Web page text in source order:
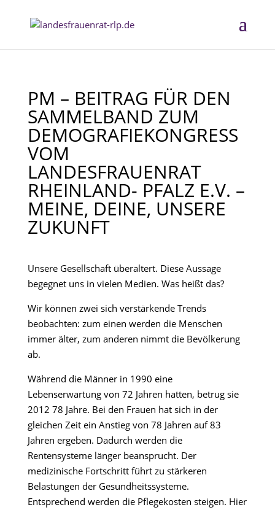
PM – BEITRAG FÜR DEN
SAMMELBAND ZUM
DEMOGRAFIEKONGRESS
VOM
LANDESFRAUENRAT
RHEINLAND- PFALZ E.V. –
MEINE, DEINE, UNSERE
ZUKUNFT
Unsere Gesellschaft überaltert. Diese Aussage
begegnet uns in vielen Medien. Was heißt das?
Wir können zwei sich verstärkende Trends
beobachten: zum einen werden die Menschen
immer älter, zum anderen nimmt die Bevölkerung
ab.
Während die Männer in 1990 eine
Lebenserwartung von 72 Jahren hatten, betrug sie
2012 78 Jahre. Bei den Frauen hat sich in der
gleichen Zeit ein Anstieg von 78 Jahren auf 83
Jahren ergeben. Dadurch werden die
Rentensysteme länger beansprucht. Der
medizinische Fortschritt führt zu stärkeren
Belastungen der Gesundheitssysteme.
Entsprechend werden die Pflegekosten steigen. Hier